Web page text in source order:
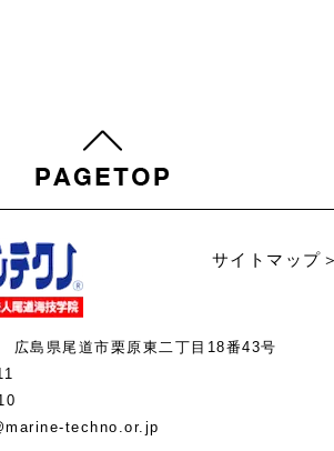
サイトマップ
島県尾道市栗原東二丁目18番43号
techno.or.jp